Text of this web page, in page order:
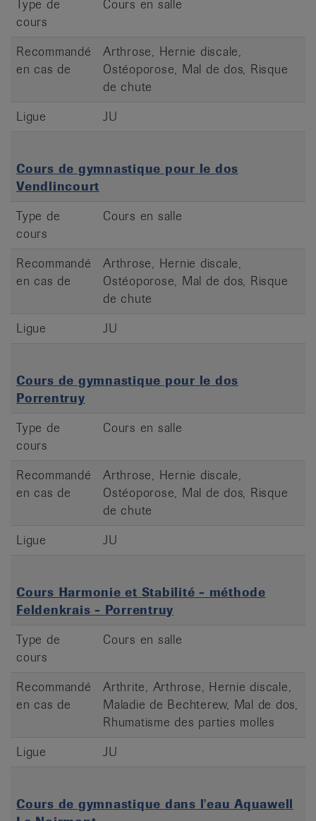
Type de
cours
Cours en salle
Recommandé
en cas de
Arthrose, Hernie discale,
Ostéoporose, Mal de dos, Risque
de chute
Ligue
JU
Cours de gymnastique pour le dos
Vendlincourt
Type de
cours
Cours en salle
Recommandé
en cas de
Arthrose, Hernie discale,
Ostéoporose, Mal de dos, Risque
de chute
Ligue
JU
Cours de gymnastique pour le dos
Porrentruy
Type de
cours
Cours en salle
Recommandé
en cas de
Arthrose, Hernie discale,
Ostéoporose, Mal de dos, Risque
de chute
Ligue
JU
Cours Harmonie et Stabilité - méthode
Feldenkrais - Porrentruy
Type de
cours
Cours en salle
Recommandé
en cas de
Arthrite, Arthrose, Hernie discale,
Maladie de Bechterew, Mal de dos,
Rhumatisme des parties molles
Ligue
JU
Cours de gymnastique dans l'eau Aquawell